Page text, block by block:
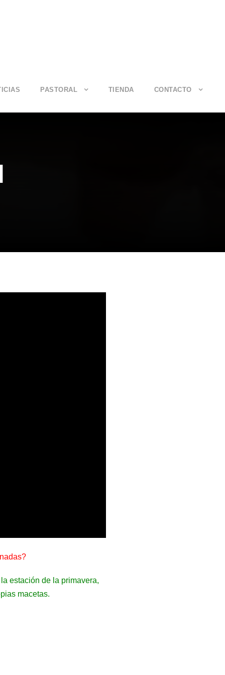
PASTORAL TIENDA CONTACTO
estación de la primavera,
macetas.